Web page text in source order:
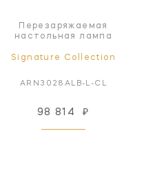
Перезаряжаемая
настольная лампа
Signature Collection
ARN3028ALB-L-CL
98 814 ₽